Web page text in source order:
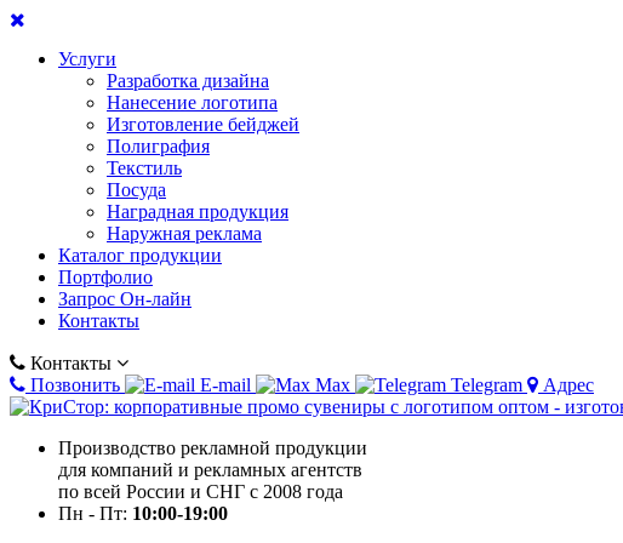
Услуги
Разработка дизайна
Нанесение логотипа
Изготовление бейджей
Полиграфия
Текстиль
Посуда
Наградная продукция
Наружная реклама
Каталог продукции
Портфолио
Запрос Он-лайн
Контакты
Контакты
Позвонить
E-mail Max Telegram Адрес
Производство рекламной продукции
для компаний и рекламных агентств
по всей России и СНГ с 2008 года
Пн - Пт: 10:00-19:00